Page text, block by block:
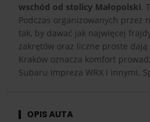
wschód od stolicy Małopolski.
Podczas organizowanych przez
tak, by dawać jak najwięcej
zakrętów oraz liczne proste
Kraków oznacza komfort
Subaru Impreza WRX i innymi.
OPIS AUTA